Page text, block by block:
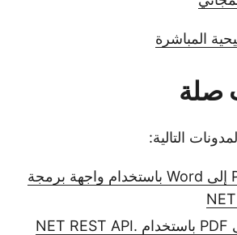
المباشرة
صلة
التالية:
كيفية تحويل PDF إلى Word باستخدام واجهة برمجة